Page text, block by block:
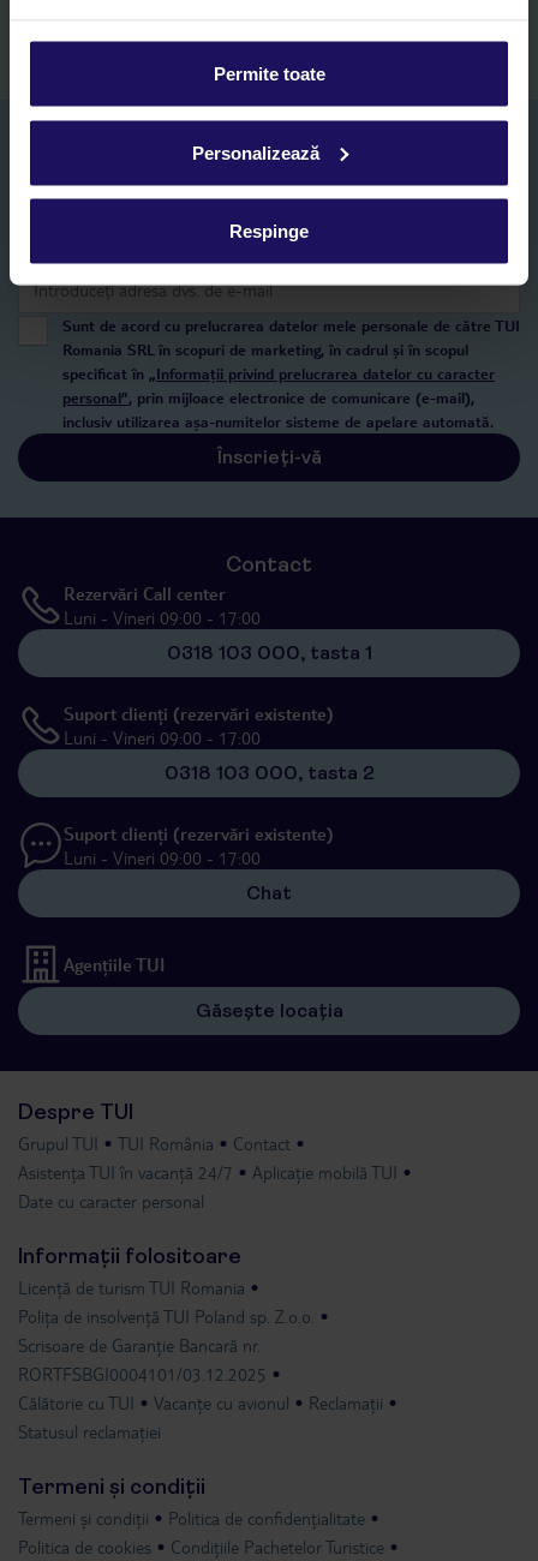
Permite toate
Personalizează
Respinge
Abonați-vă la newsletter
Sunt de acord cu prelucrarea datelor mele personale de către TUI
Romania SRL în scopuri de marketing, în cadrul și în scopul
specificat în „Informații privind prelucrarea datelor cu caracter
personal”, prin mijloace electronice de comunicare (e-mail),
inclusiv utilizarea așa-numitelor sisteme de apelare automată.
Înscrieți-vă
Contact
Rezervări Call center
Luni - Vineri 09:00 - 17:00
0318 103 000, tasta 1
Suport clienți (rezervări existente)
Luni - Vineri 09:00 - 17:00
0318 103 000, tasta 2
Suport clienți (rezervări existente)
Luni - Vineri 09:00 - 17:00
Chat
Agențiile TUI
Găsește locația
Despre TUI
Grupul TUI TUI România
Contact
Asistența TUI în vacanță 24/7
Aplicație mobilă TUI
Date cu caracter personal
Informații folositoare
Licență de turism TUI Romania
Polița de insolvență TUI Poland sp. Z.o.o.
Scrisoare de Garanție Bancară nr.
RORTFSBGI0004101/03.12.2025
Călătorie cu TUI
Vacanțe cu avionul
Reclamații
Statusul reclamației
Termeni și condiții
Termeni și condiții
Politica de confidențialitate
Politica de cookies
Condițiile Pachetelor Turistice